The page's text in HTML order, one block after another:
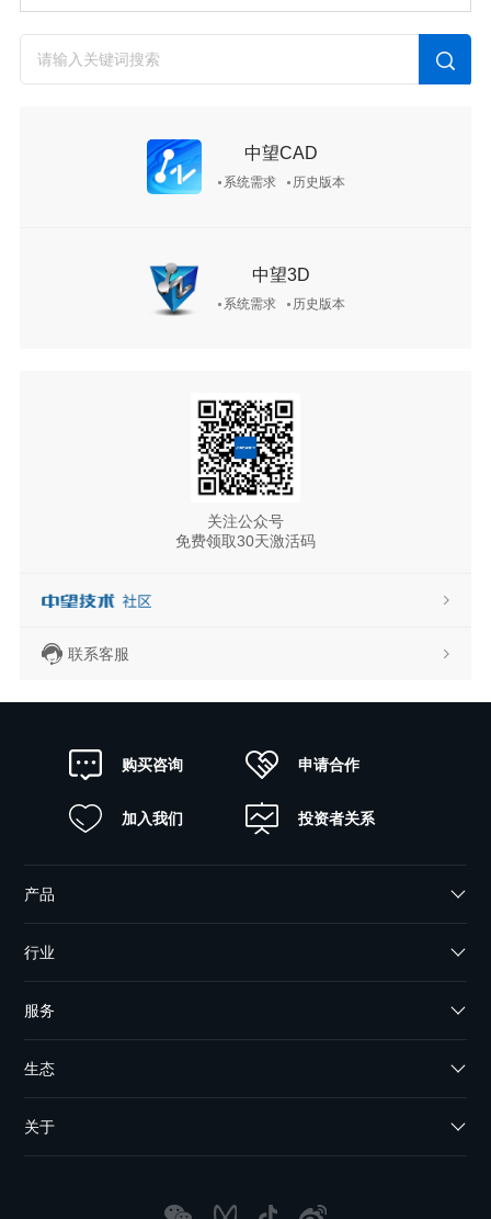
中望CAD
系统需求 历史版本
中望3D
系统需求 历史版本
关注公众号
免费领取30天激活码
联系客服
购买咨询 申请合作
加入我们 投资者关系
产品
行业
服务
生态
关于